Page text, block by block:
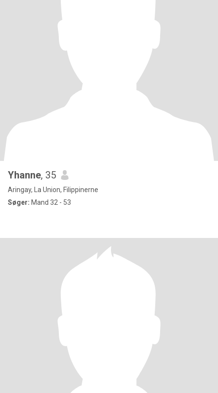
Yhanne, 35
Aringay, La Union, Filippinerne
Søger: Mand 32 - 53